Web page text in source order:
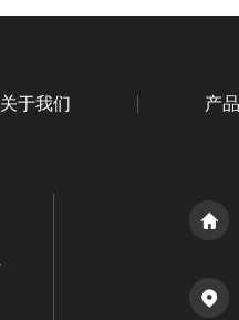
关于我们 产